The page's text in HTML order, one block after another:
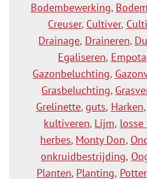
Bodembewerking,
Creuser, Cultiver,
Drainage, Draineren,
Egaliseren,
Gazonbeluchting,
Grasbeluchting,
Grelinette,guts, Harken,
kultiveren, Lijm, losse
herbes, Monty Don,
onkruidbestrijding,
Planten, Planting,